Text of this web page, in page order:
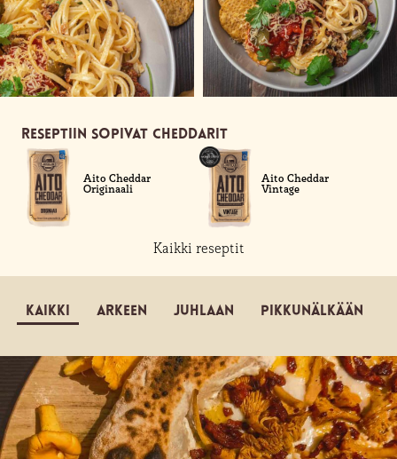
Reseptiin sopivat cheddarit
Aito Cheddar
Originaali
Aito Cheddar
Vintage
Kaikki reseptit
Kaikki Arkeen Juhlaan Pikkunälkään